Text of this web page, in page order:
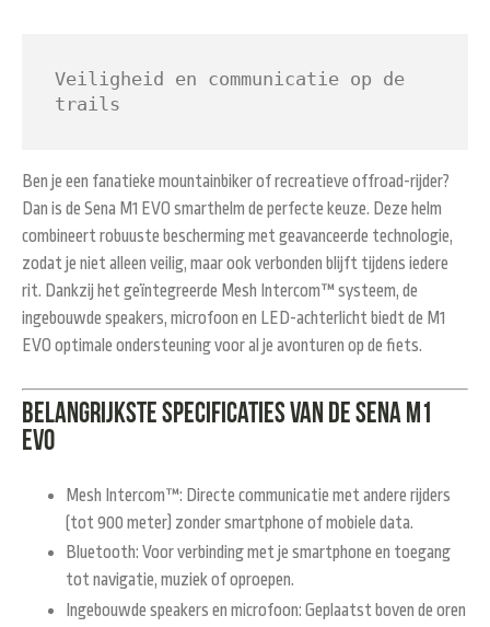
Veiligheid en communicatie op de
trails
Ben je een fanatieke mountainbiker of recreatieve offroad-rijder?
Dan is de Sena M1 EVO smarthelm de perfecte keuze. Deze helm
combineert robuuste bescherming met geavanceerde technologie,
zodat je niet alleen veilig, maar ook verbonden blijft tijdens iedere
rit. Dankzij het geïntegreerde Mesh Intercom™ systeem, de
ingebouwde speakers, microfoon en LED-achterlicht biedt de M1
EVO optimale ondersteuning voor al je avonturen op de fiets.
Belangrijkste specificaties van de Sena M1
EVO
Mesh Intercom™: Directe communicatie met andere rijders
(tot 900 meter) zonder smartphone of mobiele data.
Bluetooth: Voor verbinding met je smartphone en toegang
tot navigatie, muziek of oproepen.
Ingebouwde speakers en microfoon: Geplaatst boven de oren